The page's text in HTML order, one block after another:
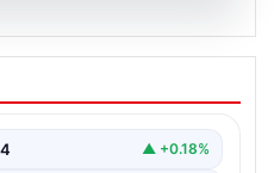
İletişimin Seviyeli
Deneyimi
taşımaktadır. Halen
▲ +0.18%